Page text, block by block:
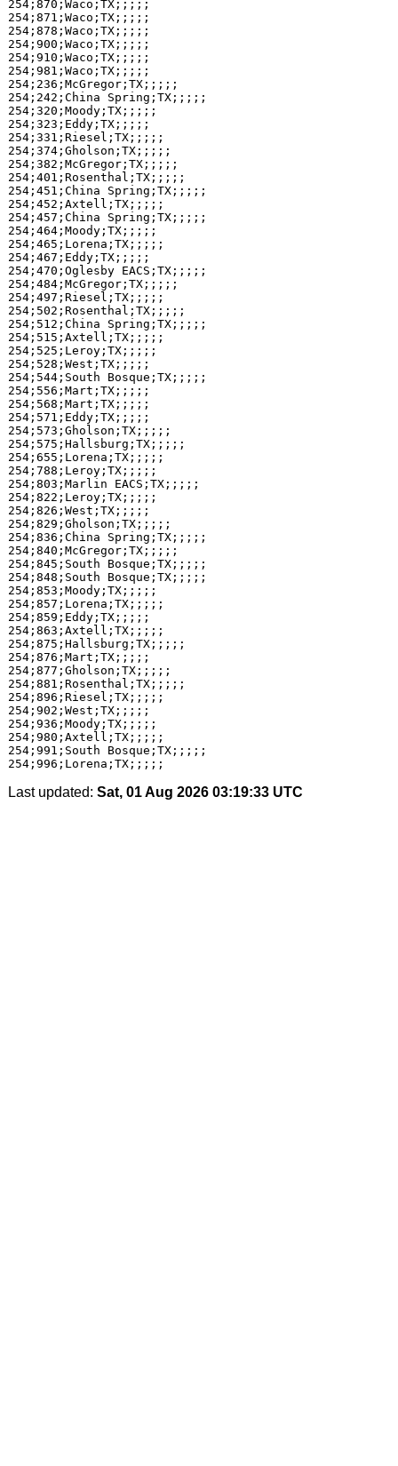
254;870;Waco;TX;;;;;
254;871;Waco;TX;;;;;
254;878;Waco;TX;;;;;
254;900;Waco;TX;;;;;
254;910;Waco;TX;;;;;
254;981;Waco;TX;;;;;
254;236;McGregor;TX;;;;;
254;242;China Spring;TX;;;;;
254;320;Moody;TX;;;;;
254;323;Eddy;TX;;;;;
254;331;Riesel;TX;;;;;
254;374;Gholson;TX;;;;;
254;382;McGregor;TX;;;;;
254;401;Rosenthal;TX;;;;;
254;451;China Spring;TX;;;;;
254;452;Axtell;TX;;;;;
254;457;China Spring;TX;;;;;
254;464;Moody;TX;;;;;
254;465;Lorena;TX;;;;;
254;467;Eddy;TX;;;;;
254;470;Oglesby EACS;TX;;;;;
254;484;McGregor;TX;;;;;
254;497;Riesel;TX;;;;;
254;502;Rosenthal;TX;;;;;
254;512;China Spring;TX;;;;;
254;515;Axtell;TX;;;;;
254;525;Leroy;TX;;;;;
254;528;West;TX;;;;;
254;544;South Bosque;TX;;;;;
254;556;Mart;TX;;;;;
254;568;Mart;TX;;;;;
254;571;Eddy;TX;;;;;
254;573;Gholson;TX;;;;;
254;575;Hallsburg;TX;;;;;
254;655;Lorena;TX;;;;;
254;788;Leroy;TX;;;;;
254;803;Marlin EACS;TX;;;;;
254;822;Leroy;TX;;;;;
254;826;West;TX;;;;;
254;829;Gholson;TX;;;;;
254;836;China Spring;TX;;;;;
254;840;McGregor;TX;;;;;
254;845;South Bosque;TX;;;;;
254;848;South Bosque;TX;;;;;
254;853;Moody;TX;;;;;
254;857;Lorena;TX;;;;;
254;859;Eddy;TX;;;;;
254;863;Axtell;TX;;;;;
254;875;Hallsburg;TX;;;;;
254;876;Mart;TX;;;;;
254;877;Gholson;TX;;;;;
254;881;Rosenthal;TX;;;;;
254;896;Riesel;TX;;;;;
254;902;West;TX;;;;;
254;936;Moody;TX;;;;;
254;980;Axtell;TX;;;;;
254;991;South Bosque;TX;;;;;
Last updated: Sat, 01 Aug 2026 03:19:33 UTC